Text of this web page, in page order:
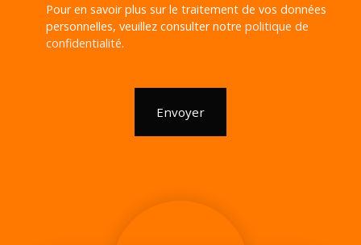
Pour en savoir plus sur le traitement de vos données
personnelles, veuillez consulter notre politique de
confidentialité.
Envoyer